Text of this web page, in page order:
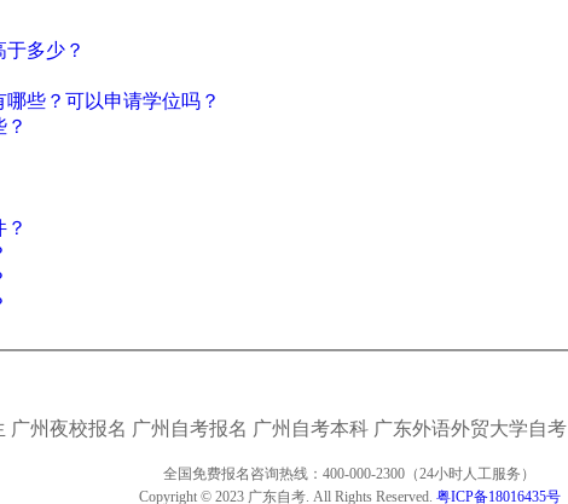
多少？
些？可以申请学位吗？
广州夜校报名 广州自考报名 广州自考本科 广东外语外贸大学自考
全国免费报名咨询热线：400-000-2300（24小时人工服务）
Copyright © 2023 广东自考. All Rights Reserved. 粤ICP备18016435号